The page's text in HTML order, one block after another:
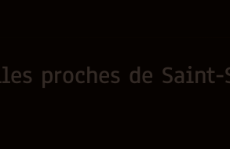
proches de